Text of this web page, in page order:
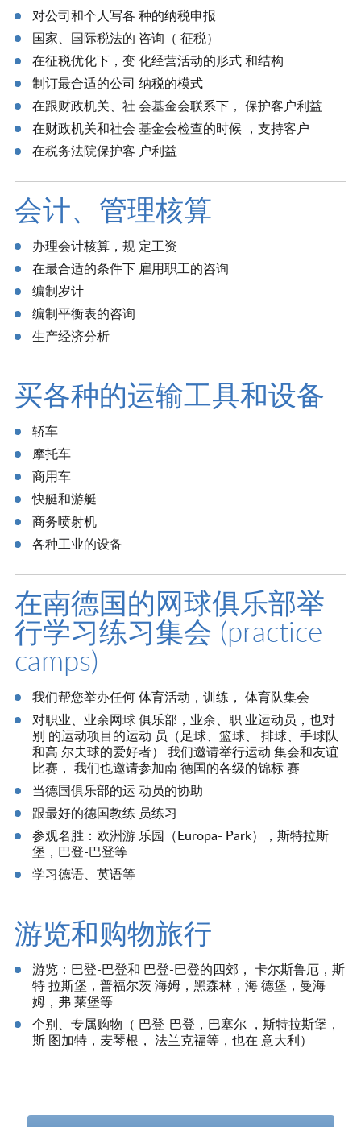
对公司和个人写各 种的纳税申报
国家、国际税法的 咨询（ 征税）
在征税优化下，变 化经营活动的形式 和结构
制订最合适的公司 纳税的模式
在跟财政机关、社 会基金会联系下， 保护客户利益
在财政机关和社会 基金会检查的时候 ，支持客户
在税务法院保护客 户利益
会计、管理核算
办理会计核算，规 定工资
在最合适的条件下 雇用职工的咨询
编制岁计
编制平衡表的咨询
生产经济分析
买各种的运输工具和设备
轿车
摩托车
商用车
快艇和游艇
商务喷射机
各种工业的设备
在南德国的网球俱乐部举
行学习练习集会 (practice
camps)
我们帮您举办任何 体育活动，训练， 体育队集会
对职业、业余网球 俱乐部，业余、职 业运动员，也对
别 的运动项目的运动 员（足球、篮球、 排球、手球队
和高 尔夫球的爱好者） 我们邀请举行运动 集会和友谊
比赛， 我们也邀请参加南 德国的各级的锦标 赛
当德国俱乐部的运 动员的协助
跟最好的德国教练 员练习
参观名胜：欧洲游 乐园（Europa- Park），斯特拉斯
堡，巴登-巴登等
学习德语、英语等
游览和购物旅行
游览：巴登-巴登和 巴登-巴登的四郊， 卡尔斯鲁厄，斯
特 拉斯堡，普福尔茨 海姆，黑森林，海 德堡，曼海
姆，弗 莱堡等
个别、专属购物（ 巴登-巴登，巴塞尔 ，斯特拉斯堡，
斯 图加特，麦琴根， 法兰克福等，也在 意大利）